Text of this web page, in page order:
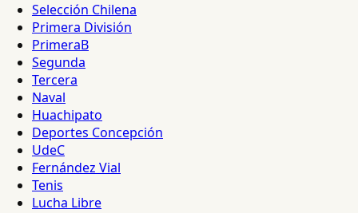
Selección Chilena
Primera División
PrimeraB
Segunda
Tercera
Naval
Huachipato
Deportes Concepción
UdeC
Fernández Vial
Tenis
Lucha Libre